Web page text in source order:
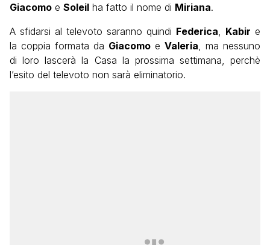
Giacomo e Soleil ha fatto il nome di Miriana.
A sfidarsi al televoto saranno quindi Federica Kabir e
la coppia formata da Giacomo e Valeria , ma nessuno
di loro lascerà la Casa la prossima settimana, perchè
l’esito del televoto non sarà eliminatorio.